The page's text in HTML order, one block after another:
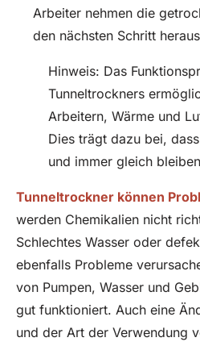
Arbeiter nehmen die
den nächsten Schritt
Hinweis: Das
Tunneltrockners
Arbeitern, Wärme und
Dies trägt dazu bei,
und immer gleich
Tunneltrockner können
werden Chemikalien nicht
Schlechtes Wasser oder
ebenfalls Probleme
von Pumpen, Wasser und
gut funktioniert. Auch eine
und der Art der Verwendung